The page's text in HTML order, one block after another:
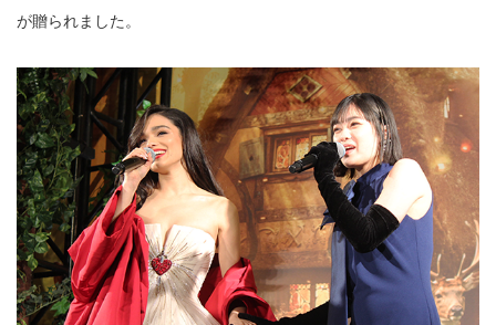
が贈られました。